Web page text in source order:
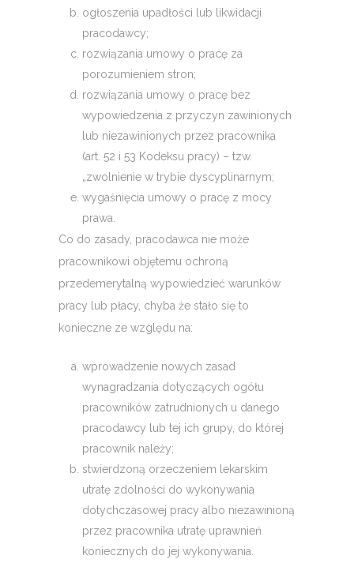
ogłoszenia upadłości lub likwidacji
pracodawcy;
rozwiązania umowy o pracę za
porozumieniem stron;
rozwiązania umowy o pracę bez
wypowiedzenia z przyczyn zawinionych
lub niezawinionych przez pracownika
(art. 52 i 53 Kodeksu pracy) – tzw.
„zwolnienie w trybie dyscyplinarnym;
wygaśnięcia umowy o pracę z mocy
prawa.
Co do zasady, pracodawca nie może
pracownikowi objętemu ochroną
przedemerytalną wypowiedzieć warunków
pracy lub płacy, chyba że stało się to
konieczne ze względu na:
wprowadzenie nowych zasad
wynagradzania dotyczących ogółu
pracowników zatrudnionych u danego
pracodawcy lub tej ich grupy, do której
pracownik należy;
stwierdzoną orzeczeniem lekarskim
utratę zdolności do wykonywania
dotychczasowej pracy albo niezawinioną
przez pracownika utratę uprawnień
koniecznych do jej wykonywania.